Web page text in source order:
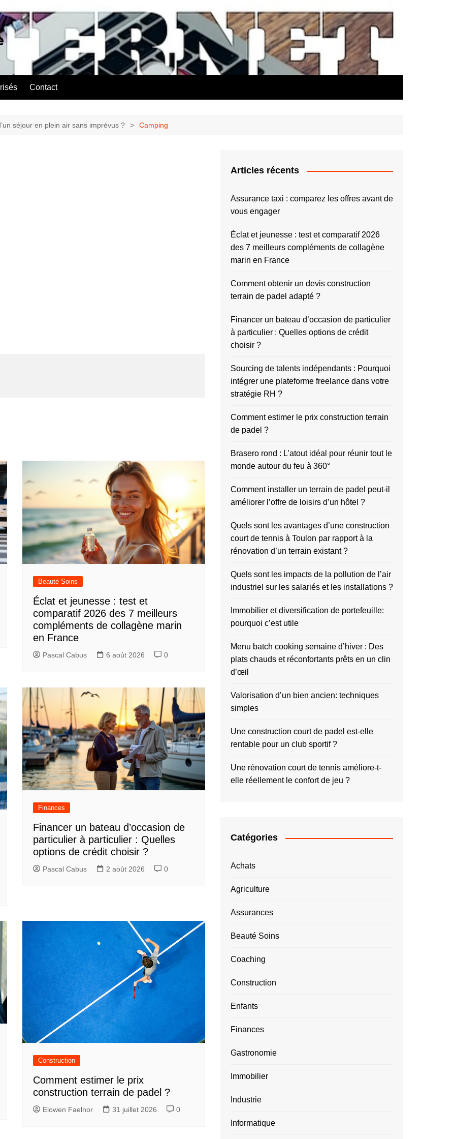
Contact
séjour en plein air sans imprévus ? Camping
Beauté Soins
Éclat et jeunesse : test et
comparatif 2026 des 7 meilleurs
compléments de collagène marin
en France
Pascal Cabus 6 août 2026 0
Finances
Financer un bateau d’occasion de
particulier à particulier : Quelles
options de crédit choisir ?
Pascal Cabus 2 août 2026 0
Construction
Comment estimer le prix
construction terrain de padel ?
Elowen Faelnor 31 juillet 2026 0
Articles récents
Assurance taxi : comparez les offres avant de
vous engager
Éclat et jeunesse : test et comparatif 2026
des 7 meilleurs compléments de collagène
marin en France
Comment obtenir un devis construction
terrain de padel adapté ?
Financer un bateau d’occasion de particulier
à particulier : Quelles options de crédit
choisir ?
Sourcing de talents indépendants : Pourquoi
intégrer une plateforme freelance dans votre
stratégie RH ?
Comment estimer le prix construction terrain
de padel ?
Brasero rond : L’atout idéal pour réunir tout le
monde autour du feu à 360°
Comment installer un terrain de padel peut-il
améliorer l’offre de loisirs d’un hôtel ?
Quels sont les avantages d’une construction
court de tennis à Toulon par rapport à la
rénovation d’un terrain existant ?
Quels sont les impacts de la pollution de l’air
industriel sur les salariés et les installations ?
Immobilier et diversification de portefeuille:
pourquoi c’est utile
Menu batch cooking semaine d’hiver : Des
plats chauds et réconfortants prêts en un clin
d’œil
Valorisation d’un bien ancien: techniques
simples
Une construction court de padel est-elle
rentable pour un club sportif ?
Une rénovation court de tennis améliore-t-
elle réellement le confort de jeu ?
Catégories
Achats
Agriculture
Assurances
Beauté Soins
Coaching
Construction
Enfants
Finances
Gastronomie
Immobilier
Industrie
Informatique